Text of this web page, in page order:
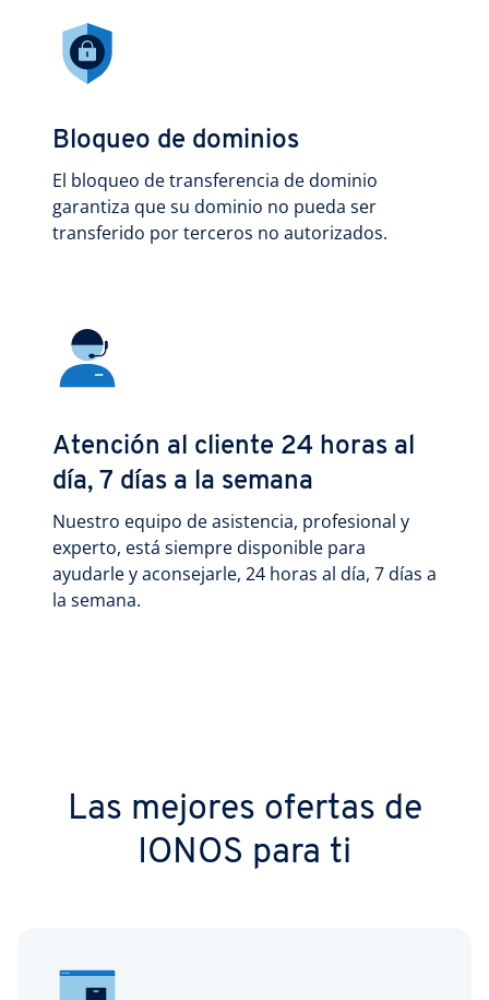
Bloqueo de dominios
El bloqueo de transferencia de dominio
garantiza que su dominio no pueda ser
transferido por terceros no autorizados.
Atención al cliente 24 horas al
día, 7 días a la semana
Nuestro equipo de asistencia, profesional y
experto, está siempre disponible para
ayudarle y aconsejarle, 24 horas al día, 7 días a
la semana.
Las mejores ofertas de
IONOS para ti